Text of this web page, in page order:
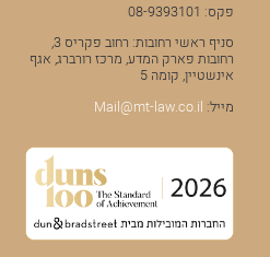
פקס: 08-9393101
סניף ראשי רחובות: רחוב פקריס 3,
רחובות פארק המדע, מרכז רורברג, אגף
אינשטיין, קומה 5
מייל: Mail@mt-law.co.il